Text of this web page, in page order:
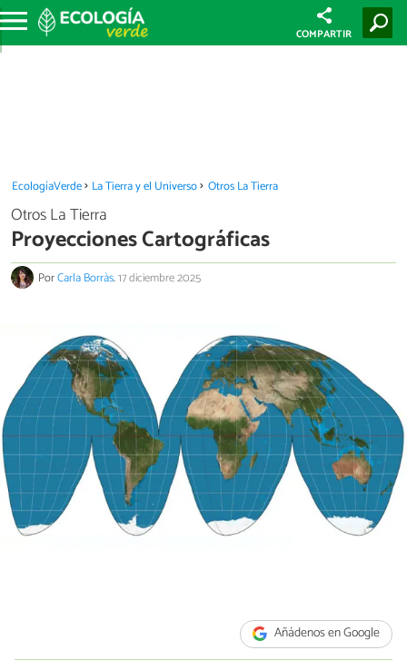
COMPARTIR
EcologíaVerde La Tierra y el Universo Otros La Tierra
Otros La Tierra
Proyecciones Cartográficas
PorCarla Borràs.17 diciembre 2025
Añádenos en Google